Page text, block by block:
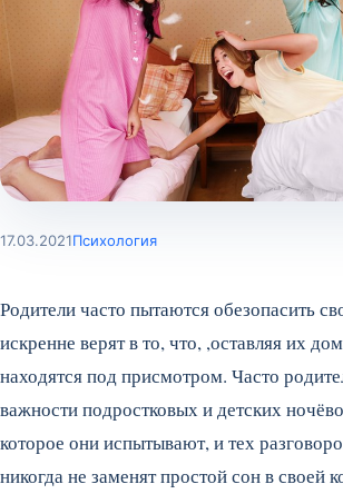
17.03.2021Психология
Родители часто пытаются обезопасить
искренне верят в то, что, ,оставляя их
находятся под присмотром. Часто
важности подростковых и детских
которое они испытывают, и тех
никогда не заменят простой сон в своей